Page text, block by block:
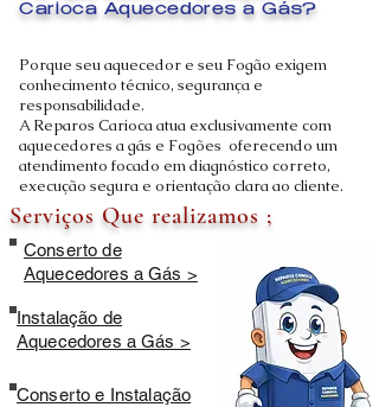
Porque seu aquecedor e seu Fogão exigem
conhecimento técnico, segurança e
responsabilidade.
A Reparos Carioca atua exclusivamente com
aquecedores a gás e Fogões oferecendo um
atendimento focado em diagnóstico correto,
execução segura e orientação clara ao cliente.
Carioca Aquecedores a Gás?
Serviços Que realizamos ;
Conserto de
Aquecedores a Gás >
Instalação de
Aquecedores a Gás >
Conserto e Instalação